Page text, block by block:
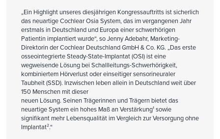
„Ein Highlight unseres diesjährigen Kongressauftritts ist sicherlich
das neuartige Cochlear Osia System, das im vergangenen Jahr
erstmals in Deutschland und Europa einer schwerhörigen
Patientin implantiert wurde“, so Jenny Adebahr, Marketing-
Direktorin der Cochlear Deutschland GmbH & Co. KG. „Das erste
osseointegrierte Steady-State-Implantat (OSI) ist eine
wegweisende Lösung bei Schallleitungs-Schwerhörigkeit,
kombiniertem Hörverlust oder einseitiger sensorineuraler
Taubheit (SSD). Inzwischen leben allein in Deutschland weit über
150 Menschen mit dieser
neuen Lösung. Seinen Trägerinnen und Trägern bietet das
neuartige System ein hohes Maß an Verstärkung¹ sowie
signifikant mehr Lebensqualität im Vergleich zur Versorgung ohne
Implantat².“